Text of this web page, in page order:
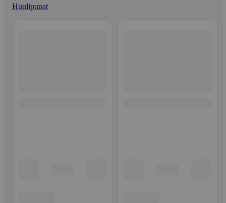
Huulipunat